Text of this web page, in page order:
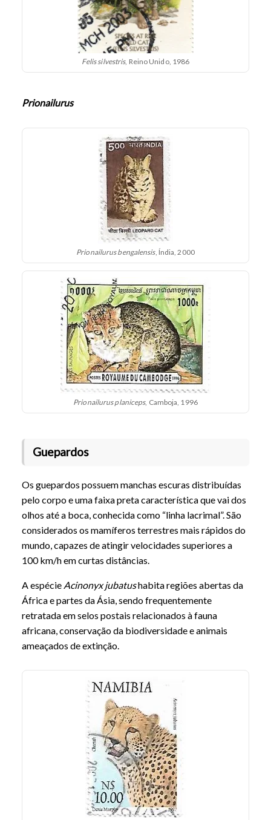
Felis silvestris, Reino Unido, 1986
Prionailurus
Prionailurus bengalensis, Índia, 2000
Prionailurus planiceps, Camboja, 1996
Guepardos
Os guepardos possuem manchas escuras distribuídas
pelo corpo e uma faixa preta característica que vai dos
olhos até a boca, conhecida como “linha lacrimal”. São
considerados os mamíferos terrestres mais rápidos do
mundo, capazes de atingir velocidades superiores a
100 km/h em curtas distâncias.
A espécie Acinonyx jubatushabita regiões abertas da
África e partes da Ásia, sendo frequentemente
retratada em selos postais relacionados à fauna
africana, conservação da biodiversidade e animais
ameaçados de extinção.